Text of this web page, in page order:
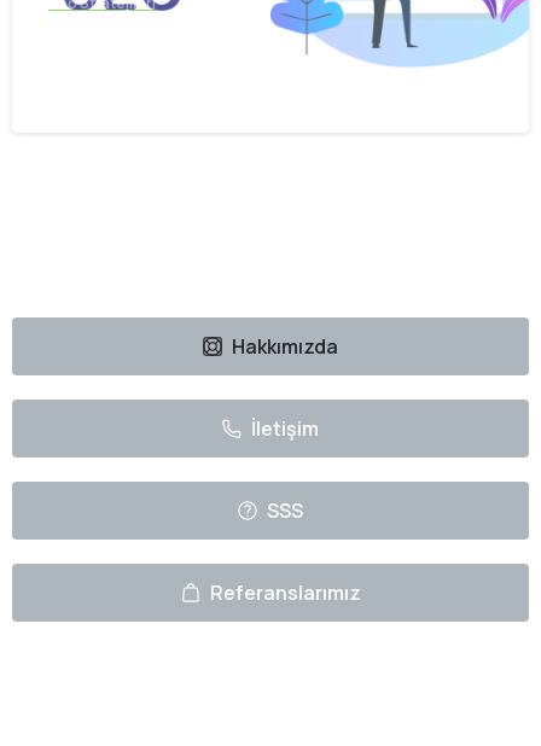
Hakkımızda
İletişim
SSS
Referanslarımız